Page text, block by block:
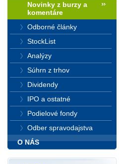
Novinky z burzy a
komentáre
Odborné články
StockList
Analýzy
Súhrn z trhov
Dividendy
IPO a ostatné
Podielové fondy
Odber spravodajstva
O NÁS